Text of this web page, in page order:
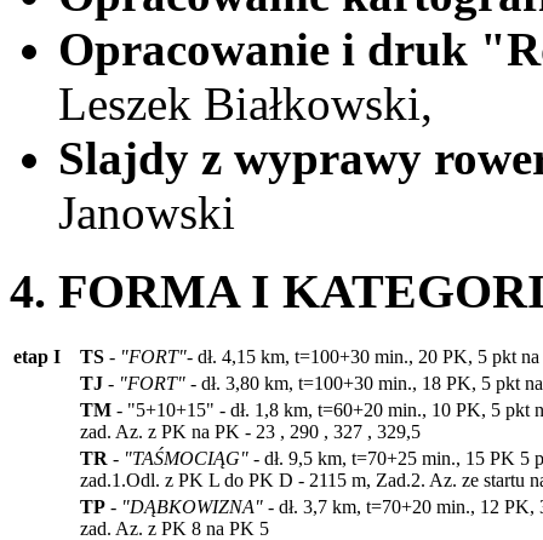
Opracowanie i druk
Leszek Białkowski,
Slajdy z wyprawy
Janowski
4. FORMA I
etap I TS - "FORT"- dł. 4,15 km, t=100+30 min., 20 PK, 5 pkt
TJ - "FORT" - dł. 3,80 km, t=100+30 min., 18 PK, 5 pkt
TM - "5+10+15" - dł. 1,8 km, t=60+20 min., 10 PK, 5 pkt
zad. Az. z PK na PK - 23 , 290 , 327 , 329,5
TR - "TAŚMOCIĄG" - dł. 9,5 km, t=70+25 min., 15 PK 5
zad.1.Odl. z PK L do PK D - 2115 m, Zad.2. Az. ze startu
TP - "DĄBKOWIZNA" - dł. 3,7 km, t=70+20 min., 12 PK,
zad. Az. z PK 8 na PK 5